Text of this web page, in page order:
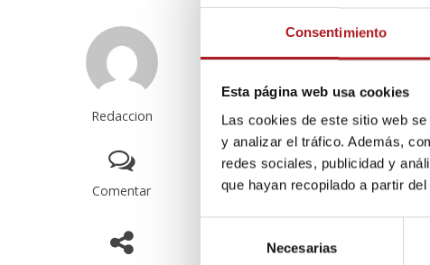
Consentimiento
Esta página web usa cookies
Las cookies de este sitio web
y analizar el tráfico. Además,
redes sociales, publicidad y
que hayan recopilado a partir
Necesarias
Redaccion
Comentar
Saber cómo acercar un equipo
I Seminario en Comunicación
García, responsable de prensa
abril en Zaragoza Activa.
El acto, que comenzará a las
comunicación en una de las
hincapié en las herramientas
Así, bajo el título “Nuevas